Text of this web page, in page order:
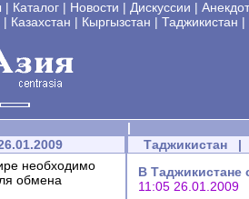
| Каталог | Новости | Дискуссии |
| Казахстан | Кыргызстан | Таджикистан |
|
необходимо
обмена
Таджикистан |
В Таджикистане
11:05 26.01.2009